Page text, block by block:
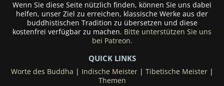
Wenn Sie diese Seite nützlich finden, können Sie uns dabei
helfen, unser Ziel zu erreichen, klassische Werke aus der
buddhistischen Tradition zu übersetzen und diese
kostenfrei verfügbar zu machen. Bitte unterstützen Sie uns
bei Patreon.
QUICK LINKS
Worte des Buddha | Indische Meister| Tibetische Meister|
Themen